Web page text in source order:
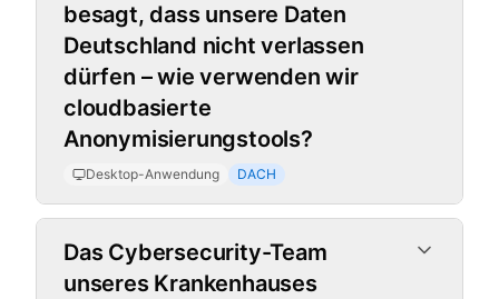
besagt, dass unsere Daten
Deutschland nicht verlassen
dürfen – wie verwenden wir
cloudbasierte
Anonymisierungstools?
Desktop-Anwendung DACH
Das Cybersecurity-Team
unseres Krankenhauses